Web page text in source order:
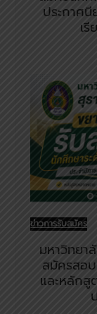
ประกาศ
เ
ข่าวการรับสมัคร
มหาวิทยา
สมัครสอ
และหลัก